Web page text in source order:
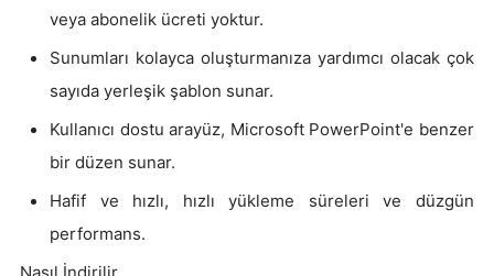
veya abonelik ücreti yoktur.
Sunumları kolayca oluşturmanıza yardımcı olacak çok
sayıda yerleşik şablon sunar.
Kullanıcı dostu arayüz, Microsoft PowerPoint'e benzer
bir düzen sunar.
Hafif ve hızlı, hızlı yükleme süreleri ve düzgün
performans.